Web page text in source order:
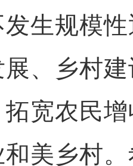
生规模
、乡村
宽农民
美乡村